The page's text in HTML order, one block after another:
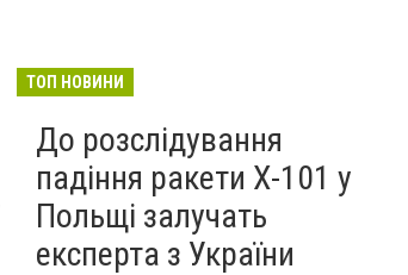
ТОП НОВИНИ
До розслідування
падіння ракети Х-101 у
Польщі залучать
експерта з України